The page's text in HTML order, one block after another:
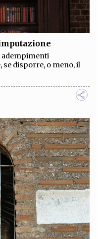
PUBBLICITÀ CONTATTI
adempimenti
disporre, o meno, il